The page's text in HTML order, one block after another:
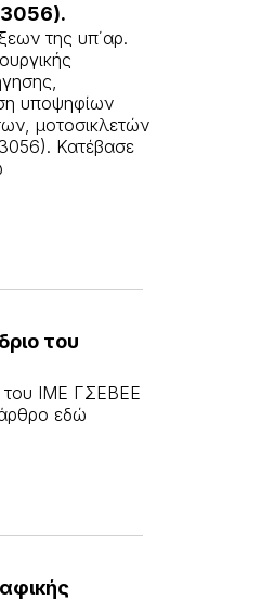
3056).
της υπ΄αρ.
υποψηφίων
μοτοσικλετών
Κατέβασε
του
του ΙΜΕ ΓΣΕΒΕΕ
εδώ